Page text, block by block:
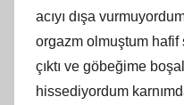
acıyı dışa
orgazm olmuştum
çıktı ve göbeğime
hissediyordum